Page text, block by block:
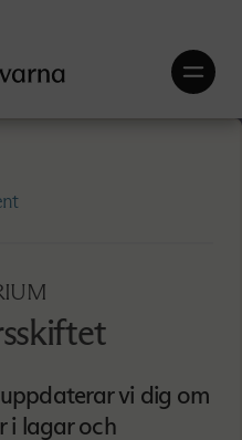
vi dig om
i lagar och